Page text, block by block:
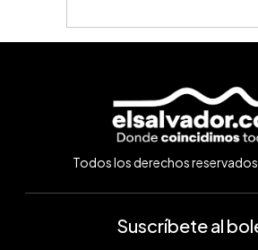
Todos los derechos
Suscríbete al